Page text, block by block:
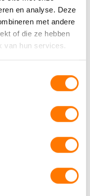
en analyse. Deze
met andere
of die ze hebben
van hun services.
- €1.146,48 incl. BTW
selecteren
Supreme Classic